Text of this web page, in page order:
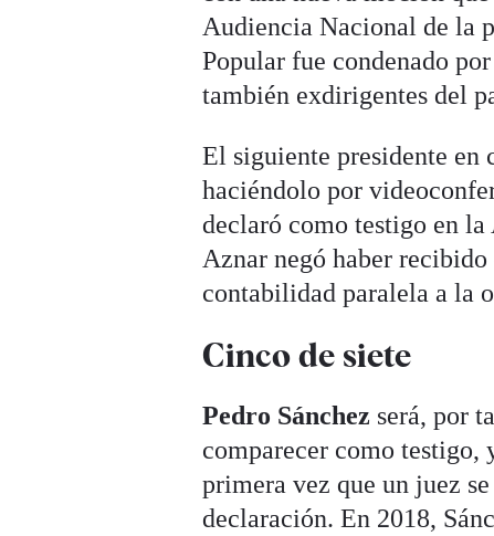
Audiencia Nacional de la
Popular fue condenado
también exdirigentes del
El siguiente presidente en
haciéndolo por
declaró como testigo en
Aznar negó haber
contabilidad paralela a la
Cinco de siete
Pedro Sánchez será, por
comparecer como testigo,
primera vez que un juez
declaración. En 2018,